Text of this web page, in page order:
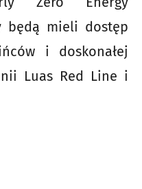
będą mieli dostęp
i doskonałej
Luas Red Line i